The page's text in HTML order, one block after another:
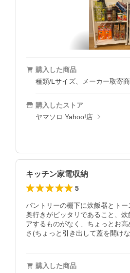
購入した商品
種類/Lサイズ、メーカー取寄
購入したストア
ヤマソロ Yahoo!店
キッチン家電収納
5
パントリーの棚下に炊飯器とト
奥行きがピッタリであること、
アするものがなく、ちょっとお
さ(ちょっと引き出して蓋を開け
購入した商品